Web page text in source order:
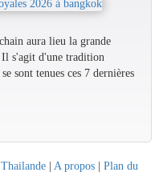
aura lieu la grande
Il s'agit d'une tradition
sont tenues ces 7 dernières
| A propos | Plan du